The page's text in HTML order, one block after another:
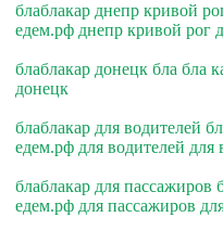
блаблакар днепр кривой
едем.рф днепр кривой рог
блаблакар донецк бла бла
донецк
блаблакар для водителей
едем.рф для водителей для
блаблакар для пассажиров
едем.рф для пассажиров